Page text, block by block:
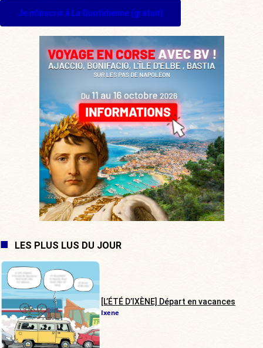
Je m'inscris à La Quotidienne (gratuit)
LES PLUS LUS DU JOUR
[L’ÉTÉ D’IXÈNE] Départ en vacances
Ixene